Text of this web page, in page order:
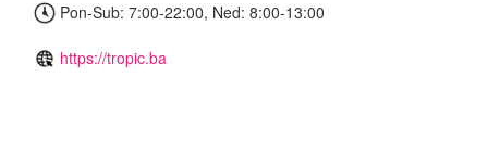
Pon-Sub: 7:00-22:00, Ned: 8:00-13:00
https://tropic.ba